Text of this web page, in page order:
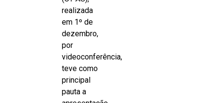
realizada
em 1º de
dezembro,
por
videoconferência,
teve como
principal
pauta a